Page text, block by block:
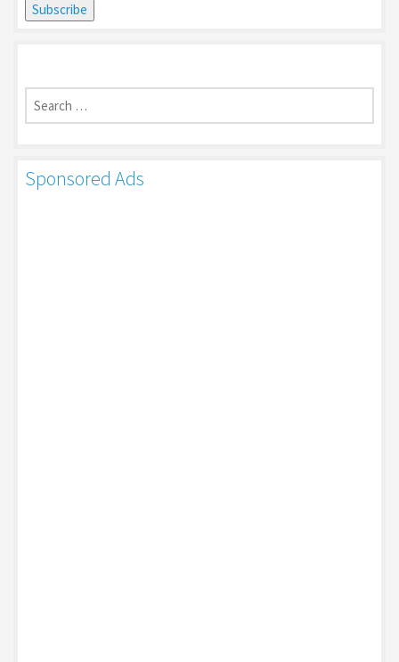
Search
for:
Sponsored Ads